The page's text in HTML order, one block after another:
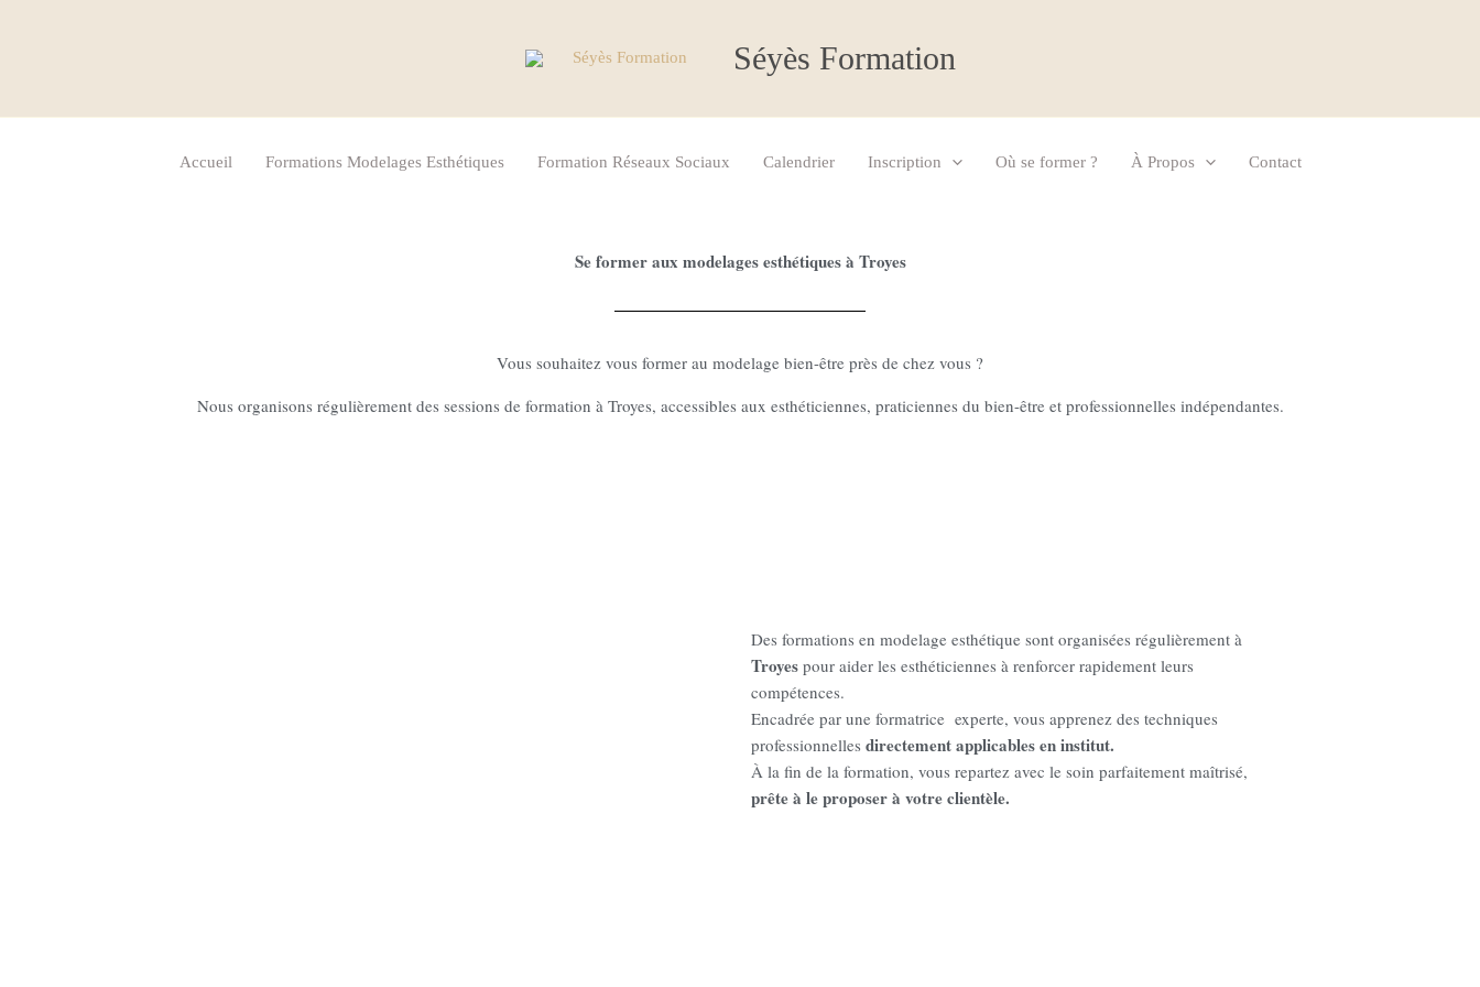
Séyès Formation
Accueil Formations Modelages Esthétiques Formation Réseaux Sociaux Calendrier Inscription Où se former ? À Propos Contact
Se former aux modelages esthétiques à Troyes
Vous souhaitez vous former au modelage bien-être près de chez vous ?
Nous organisons régulièrement des sessions de formation à Troyes, accessibles aux esthéticiennes, praticiennes du bien-être et professionnelles indépendantes.
Des formations en modelage esthétique sont organisées régulièrement à
Troyes pour aider les esthéticiennes à renforcer rapidement leurs
compétences.
Encadrée par une formatrice experte, vous apprenez des techniques
professionnelles directement applicables en institut.
À la fin de la formation, vous repartez avec le soin parfaitement maîtrisé,
prête à le proposer à votre clientèle.